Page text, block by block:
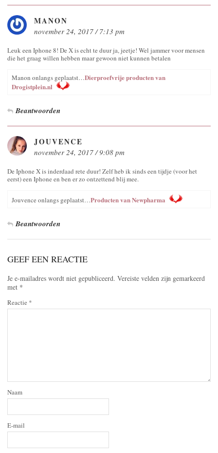
MANON
november 24, 2017 / 7:13 pm
Leuk een Iphone 8! De X is echt te duur ja, jeetje! Wel jammer voor mensen
die het graag willen hebben maar gewoon niet kunnen betalen
Manon onlangs geplaatst…Dierproefvrije producten van
Drogistplein.nl
Beantwoorden
JOUVENCE
november 24, 2017 / 9:08 pm
De Iphone X is inderdaad rete duur! Zelf heb ik sinds een tijdje (voor het
eerst) een Iphone en ben er zo ontzettend blij mee.
Jouvence onlangs geplaatst…Producten van Newpharma
Beantwoorden
GEEF EEN REACTIE
Je e-mailadres wordt niet gepubliceerd. Vereiste velden zijn gemarkeerd
met *
Reactie *
Naam
E-mail